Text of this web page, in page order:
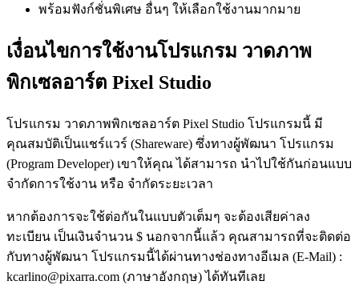
พร้อมฟังก์ชั่นพิเศษ อื่นๆ ให้เลือกใช้งานมากมาย
เงื่อนไขการใช้งานโปรแกรม วาดภาพ
พิกเซลอาร์ต Pixel Studio
โปรแกรม วาดภาพพิกเซลอาร์ต Pixel Studio โปรแกรมนี้ มี
คุณสมบัติเป็นแชร์แวร์ (Shareware) ซึ่งทางผู้พัฒนา โปรแกรม
(Program Developer) เขาให้คุณ ได้สามารถ นำไปใช้กันก่อนแบบ
จำกัดการใช้งาน หรือ จำกัดระยะเวลา
หากต้องการจะใช้ต่อกันในแบบตัวเต็มๆ จะต้องเสียค่าลง
ทะเบียน เป็นเงินจำนวน $ นอกจากนี้แล้ว คุณสามารถที่จะติดต่อ
กับทางผู้พัฒนา โปรแกรมนี้ได้ผ่านทางช่องทางอีเมล (E-Mail) :
kcarlino@pixarra.com (ภาษาอังกฤษ) ได้ทันทีเลย